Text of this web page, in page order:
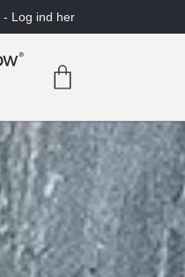
- Log ind her